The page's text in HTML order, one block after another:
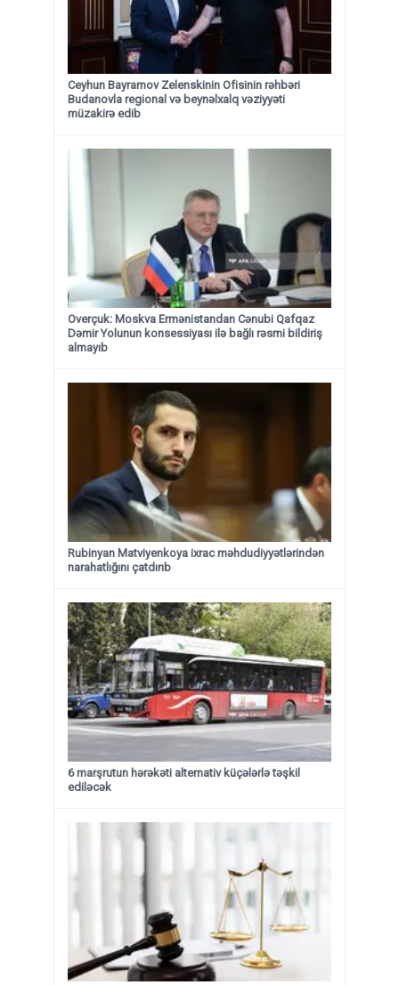
Ceyhun Bayramov Zelenskinin Ofisinin rəhbəri
Budanovla regional və beynəlxalq vəziyyəti
müzakirə edib
Overçuk: Moskva Ermənistandan Cənubi Qafqaz
Dəmir Yolunun konsessiyası ilə bağlı rəsmi bildiriş
almayıb
Rubinyan Matviyenkoya ixrac məhdudiyyətlərindən
narahatlığını çatdırıb
6 marşrutun hərəkəti alternativ küçələrlə təşkil
ediləcək